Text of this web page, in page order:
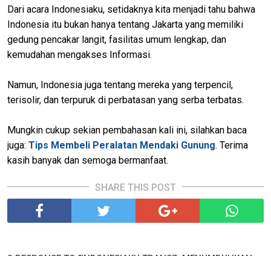
Dari acara Indonesiaku, setidaknya kita menjadi tahu bahwa
Indonesia itu bukan hanya tentang Jakarta yang memiliki
gedung pencakar langit, fasilitas umum lengkap, dan
kemudahan mengakses Informasi.
Namun, Indonesia juga tentang mereka yang terpencil,
terisolir, dan terpuruk di perbatasan yang serba terbatas.
Mungkin cukup sekian pembahasan kali ini, silahkan baca
juga: Tips Membeli Peralatan Mendaki Gunung. Terima
kasih banyak dan semoga bermanfaat.
SHARE THIS POST